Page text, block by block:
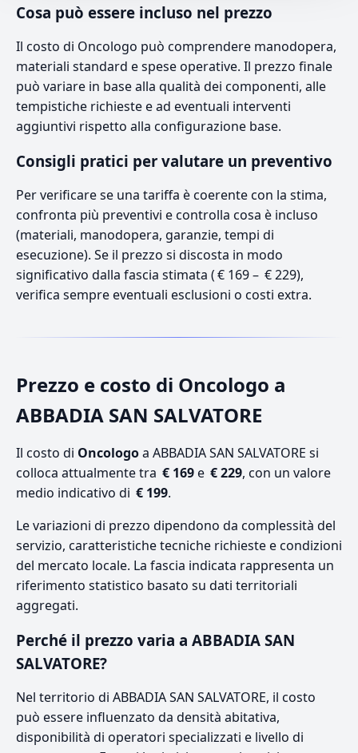
Cosa può essere incluso nel prezzo
Il costo di Oncologo può comprendere manodopera,
materiali standard e spese operative. Il prezzo finale
può variare in base alla qualità dei componenti, alle
tempistiche richieste e ad eventuali interventi
aggiuntivi rispetto alla configurazione base.
Consigli pratici per valutare un preventivo
Per verificare se una tariffa è coerente con la stima,
confronta più preventivi e controlla cosa è incluso
(materiali, manodopera, garanzie, tempi di
esecuzione). Se il prezzo si discosta in modo
significativo dalla fascia stimata ( € 169 – € 229),
verifica sempre eventuali esclusioni o costi extra.
Prezzo e costo di Oncologo a
ABBADIA SAN SALVATORE
Il costo di Oncologoa ABBADIA SAN SALVATORE si
colloca attualmente tra € 169e € 229, con un valore
medio indicativo di € 199.
Le variazioni di prezzo dipendono da complessità del
servizio, caratteristiche tecniche richieste e condizioni
del mercato locale. La fascia indicata rappresenta un
riferimento statistico basato su dati territoriali
aggregati.
Perché il prezzo varia a ABBADIA SAN
SALVATORE?
Nel territorio di ABBADIA SAN SALVATORE, il costo
può essere influenzato da densità abitativa,
disponibilità di operatori specializzati e livello di